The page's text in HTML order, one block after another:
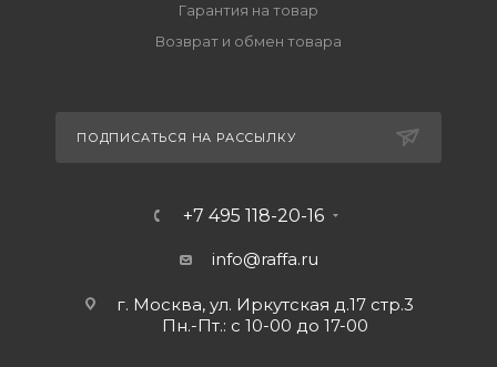
Гарантия на товар
Возврат и обмен товара
ПОДПИСАТЬСЯ НА РАССЫЛКУ
+7 495 118-20-16
info@raffa.ru
г. Москва, ул. Иркутская д.17 стр.3
Пн.-Пт.: с 10-00 до 17-00